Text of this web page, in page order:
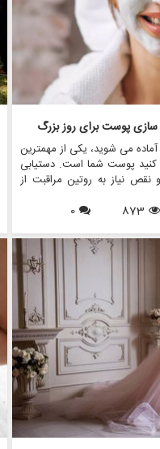
پوست برای روز بزرگ
می شوید، یکی از مهمترین
کنید پوست شما است. دستیابی
نیاز به روتین مراقبت از
873
0